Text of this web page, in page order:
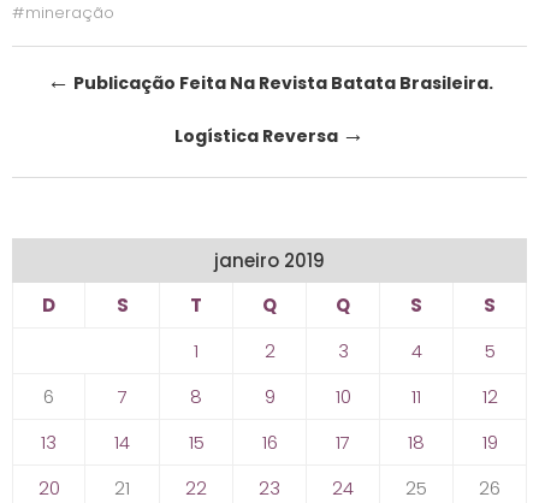
#mineração
Post
navigation
← Publicação Feita Na Revista Batata Brasileira.
Logística Reversa →
janeiro 2019
D
S T Q Q S
S
1
2 3 4
5
6
7 8 9 10 11
12
13
14 15 16 17 18
19
20
21 22 23 24 25
26